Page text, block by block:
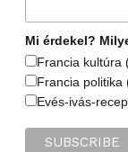
Mi érdekel?
Francia kultúra
Francia politika
Evés-ivás-